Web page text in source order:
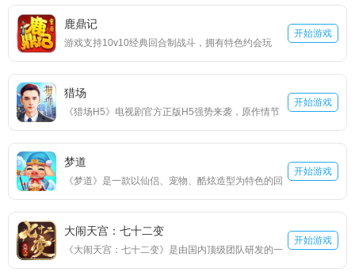
还有特效的使用，这个玄幻空间里，有的是让你施展
拳脚的时候，你只需准备好去征战就行。三大特色职
新意，攻守相互对战，选择这些职业的英雄，陪伴你
走上领主的征途。
鹿鼎记
游戏支持10v10经典回合制战斗，拥有特色约会玩
法，轻松组建后宫战队。收集超过100位侠客和近500
开始游戏
猎场
《猎场H5》电视剧官方正版H5强势来袭，原作情节
完美还原！超自由模拟经营世界，让您体验店铺经
模拟真实商战，制霸全球硝烟四起，身临其境体验真
实的猎场！
开始游戏
梦道
《梦道》是一款以仙侣、宠物、酷炫造型为特色的回
合制挂置游戏。全新游戏玩法，无需多英雄养成，无
可让您拥有超乎寻常的各种造型组合。 当然作为回合
制少不了强力的仙侣和宠物。通过激活仙侣、仙侣升
开始游戏
大闹天宫：七十二变
《大闹天宫：七十二变》是由国内顶级团队研发的一
款西游神话题材精品H5游戏。游戏革新前沿引擎技
开始游戏